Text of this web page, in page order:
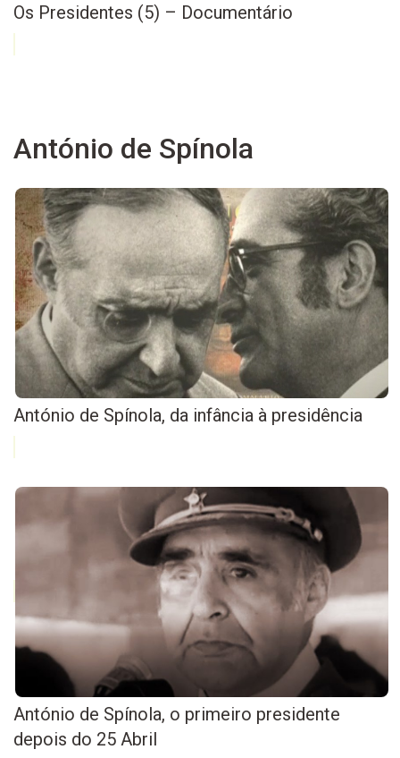
Os Presidentes (5) – Documentário
António de Spínola
António de Spínola, da infância à presidência
António de Spínola, o primeiro presidente
depois do 25 Abril